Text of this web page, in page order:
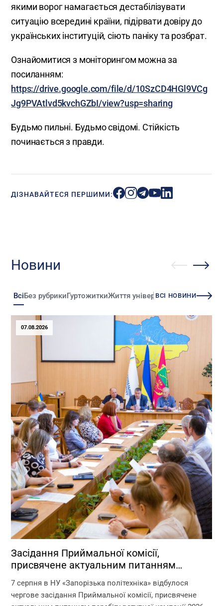
якими ворог намагається дестабілізувати
ситуацію всередині країни, підірвати довіру до
українських інституцій, сіють паніку та розбрат.
Ознайомитися з моніторингом можна за
посиланням:
https://drive.google.com/file/d/10SzCD4HGl9VCg
Jg9PVAtlvd5kvchGZbI/view?usp=sharing
Будьмо пильні. Будьмо свідомі. Стійкість
починається з правди.
ДІЗНАВАЙТЕСЯ ПЕРШИМИ:
Новини
ВсіБез рубрикиГуртожиткиЖиття університетуЗміни
ВСІ НОВИНИ
07.08.2026
Засідання Приймальної комісії,
присвячене актуальним питанням
перебігу вступної кампанії 2026 року
7 серпня в НУ «Запорізька політехніка» відбулося
чергове засідання Приймальної комісії, присвячене